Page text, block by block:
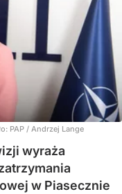
PAP / Andrzej Lange
wyraża
w Piasecznie